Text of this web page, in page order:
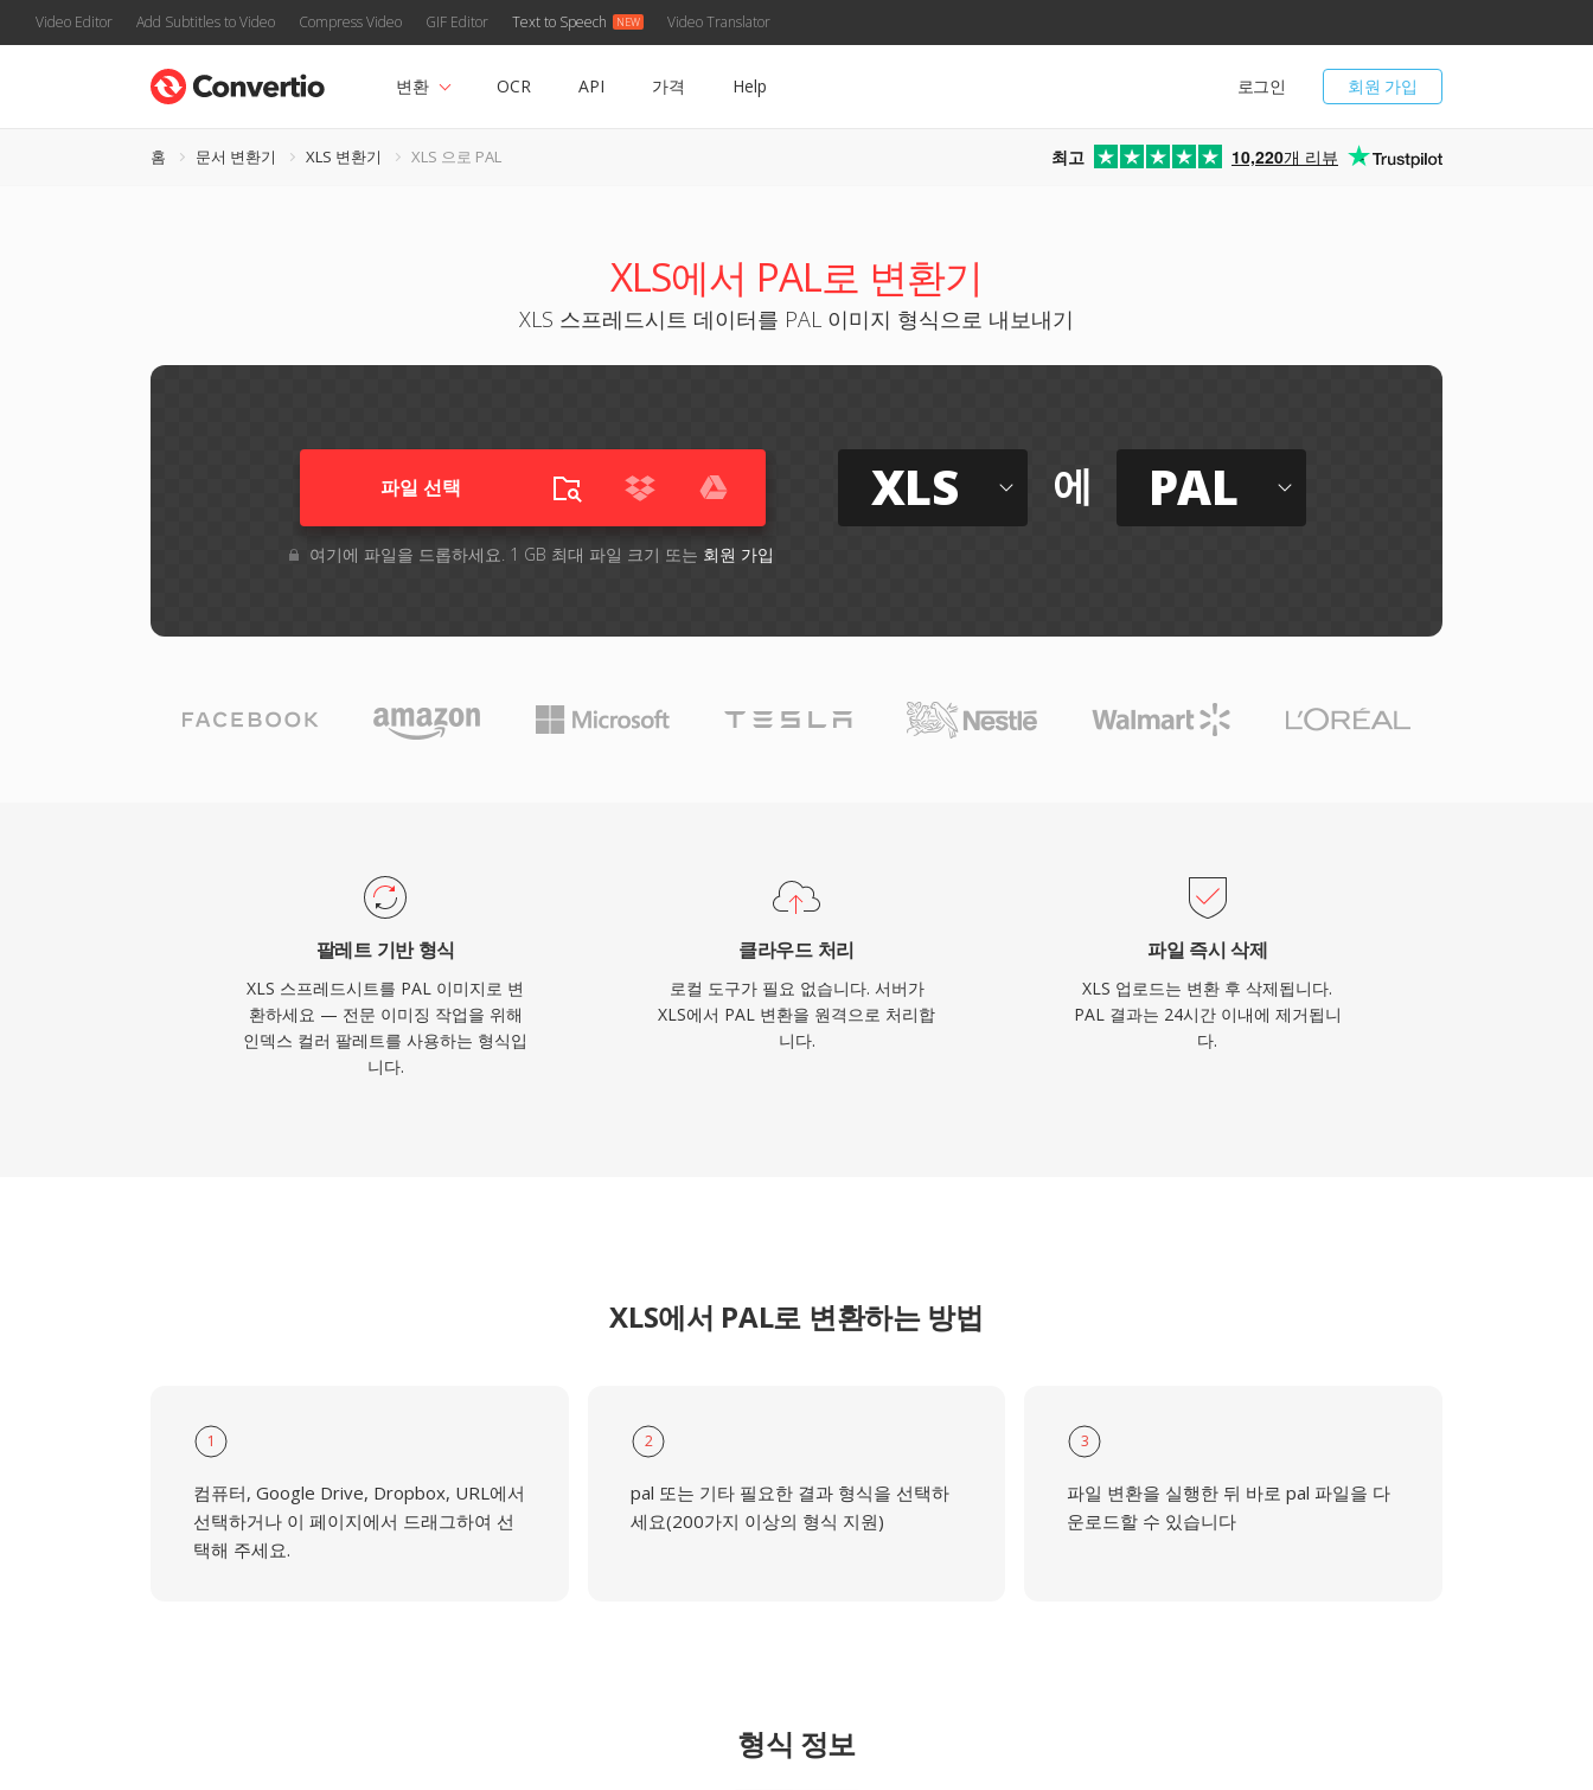
Video Editor Add Subtitles to Video Compress Video GIF Editor Text to Speech Video Translator
회원 가입
로그인
변환 OCR API 가격 Help
홈 문서 변환기 XLS 변환기 XLS 으로 PAL 최고 10,220개 리뷰
XLS에서 PAL로 변환기
XLS 스프레드시트 데이터를 PAL 이미지 형식으로 내보내기
파일 선택
여기에 파일을 드롭하세요. 1 GB 최대 파일 크기 또는 회원 가입
XLS 에 PAL
팔레트 기반 형식
XLS 스프레드시트를 PAL 이미지로 변
환하세요 — 전문 이미징 작업을 위해
인덱스 컬러 팔레트를 사용하는 형식입
니다.
클라우드 처리
로컬 도구가 필요 없습니다. 서버가
XLS에서 PAL 변환을 원격으로 처리합
니다.
파일 즉시 삭제
XLS 업로드는 변환 후 삭제됩니다.
PAL 결과는 24시간 이내에 제거됩니
다.
XLS에서 PAL로 변환하는 방법
1
컴퓨터, Google Drive, Dropbox, URL에서
선택하거나 이 페이지에서 드래그하여 선
택해 주세요.
2
pal 또는 기타 필요한 결과 형식을 선택하
세요(200가지 이상의 형식 지원)
3
파일 변환을 실행한 뒤 바로 pal 파일을 다
운로드할 수 있습니다
형식 정보